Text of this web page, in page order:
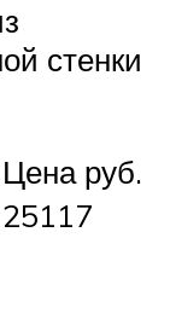
стенки
Цена руб.
25117